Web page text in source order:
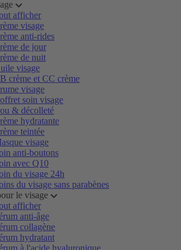
afficher
visage
anti-rides
de jour
de nuit
visage
crème et CC crème
visage
soin visage
& décolleté
hydratante
teintée
visage
anti-boutons
avec Q10
du visage 24h
du visage sans parabènes
le visage
afficher
anti-âge
collagène
hydratant
à l'acide hyaluronique